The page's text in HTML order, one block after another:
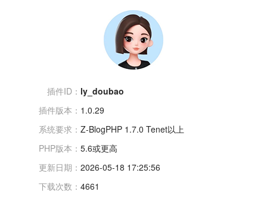
插件ID： ly_doubao
插件版本： 1.0.29
系统要求： Z-BlogPHP 1.7.0 Tenet以上
PHP版本： 5.6或更高
更新日期： 2026-05-18 17:25:56
下载次数： 4661